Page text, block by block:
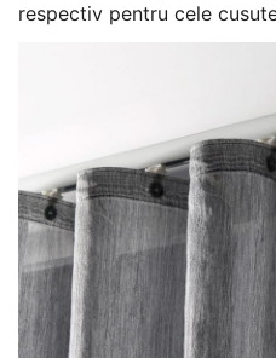
respectiv pentru cele